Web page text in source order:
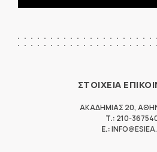
ΣΤΟΙΧΕΙΑ
ΑΚΑΔΗΜΙΑΣ 20,
T.: 210-
E.: